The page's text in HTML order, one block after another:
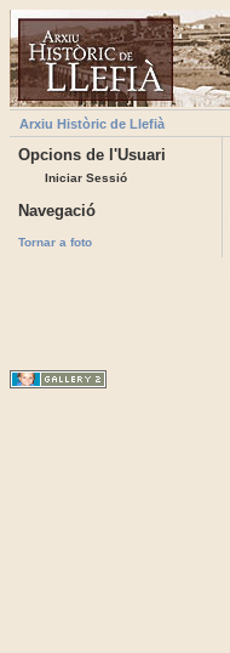
Arxiu Històric de Llefià
Opcions de l'Usuari
Iniciar Sessió
Navegació
Tornar a foto